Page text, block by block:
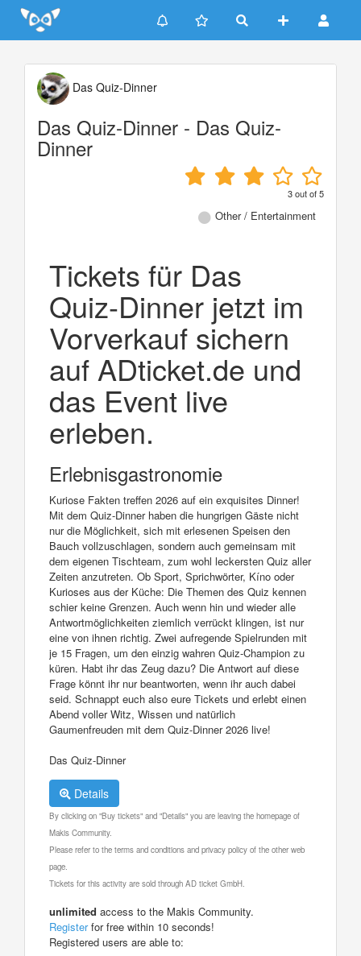
Update cookies preferences
Das Quiz-Dinner
Das Quiz-Dinner - Das Quiz-
Dinner
3out of5
Other / Entertainment
Tickets für Das
Quiz-Dinner jetzt im
Vorverkauf sichern
auf ADticket.de und
das Event live
erleben.
Erlebnisgastronomie
Kuriose Fakten treffen 2026 auf ein exquisites Dinner!
Mit dem Quiz-Dinner haben die hungrigen Gäste nicht
nur die Möglichkeit, sich mit erlesenen Speisen den
Bauch vollzuschlagen, sondern auch gemeinsam mit
dem eigenen Tischteam, zum wohl leckersten Quiz aller
Zeiten anzutreten. Ob Sport, Sprichwörter, Kíno oder
Kurioses aus der Küche: Die Themen des Quiz kennen
schier keine Grenzen. Auch wenn hin und wieder alle
Antwortmöglichkeiten ziemlich verrückt klingen, ist nur
eine von ihnen richtig. Zwei aufregende Spielrunden mit
je 15 Fragen, um den einzig wahren Quiz-Champion zu
küren. Habt ihr das Zeug dazu? Die Antwort auf diese
Frage könnt ihr nur beantworten, wenn ihr auch dabei
seid. Schnappt euch also eure Tickets und erlebt einen
Abend voller Witz, Wissen und natürlich
Gaumenfreuden mit dem Quiz-Dinner 2026 live!
Das Quiz-Dinner
Details
By clicking on "Buy tickets" and "Details" you are leaving the homepage of
Makis Community.
Please refer to the terms and conditions and privacy policy of the other web
page.
Tickets for this activity are sold through AD ticket GmbH.
unlimited access to the Makis Community.
Registerfor free within 10 seconds!
Registered users are able to: